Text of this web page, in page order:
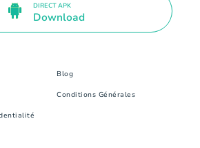
DIRECT APK
Download
Blog
Conditions Générales